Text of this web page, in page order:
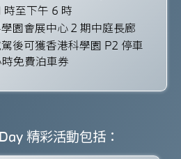
時至下午 6 時
園會展中心 2 期中庭長廊
後可獲香港科學園 P2 停車
免費泊車券
精彩活動包括：